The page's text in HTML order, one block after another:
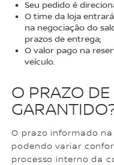
Seu pedido é
O time da loja
na negociação do
prazos de entrega;
O valor pago na
veículo.
O PRAZO
O prazo informado
podendo variar
processo interno da